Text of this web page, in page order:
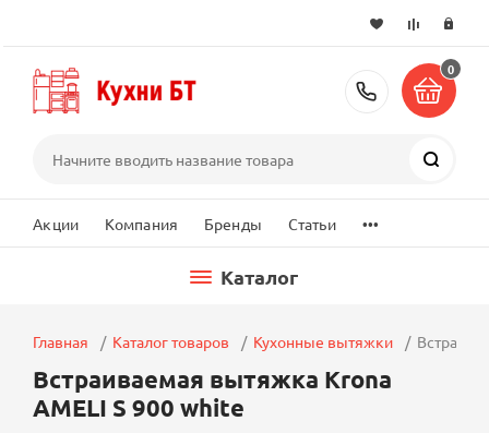
+7 (495)
0
Акции Компания Бренды Статьи ...
Каталог
Главная Каталог товаров Кухонные вытяжки
Встраиваемая вытяжка Krona
AMELI S 900 white